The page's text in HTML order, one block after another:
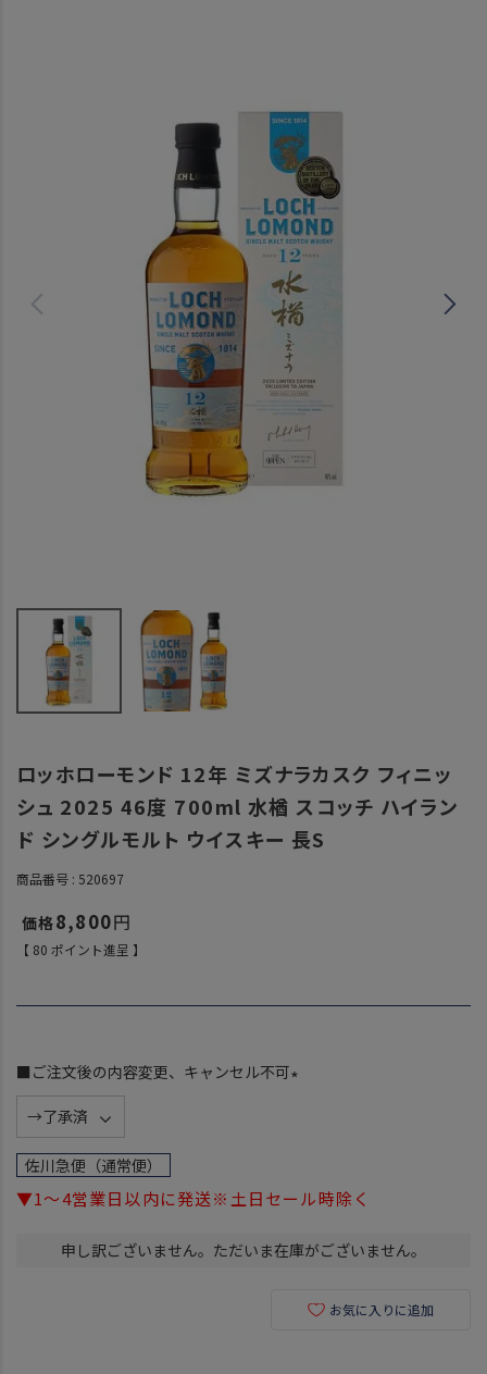
ロッホローモンド 12年 ミズナラカスク フィニッ
シュ 2025 46度 700ml 水楢 スコッチ ハイラン
ド シングルモルト ウイスキー 長S
商品番号 520697
8,800
【 80 ポイント進呈 】
■ご注文後の内容変更、キャンセル不可
佐川急便（通常便）
▼1～4営業日以内に発送※土日セール時除く
申し訳ございません。ただいま在庫がございません。
お気に入りに追加